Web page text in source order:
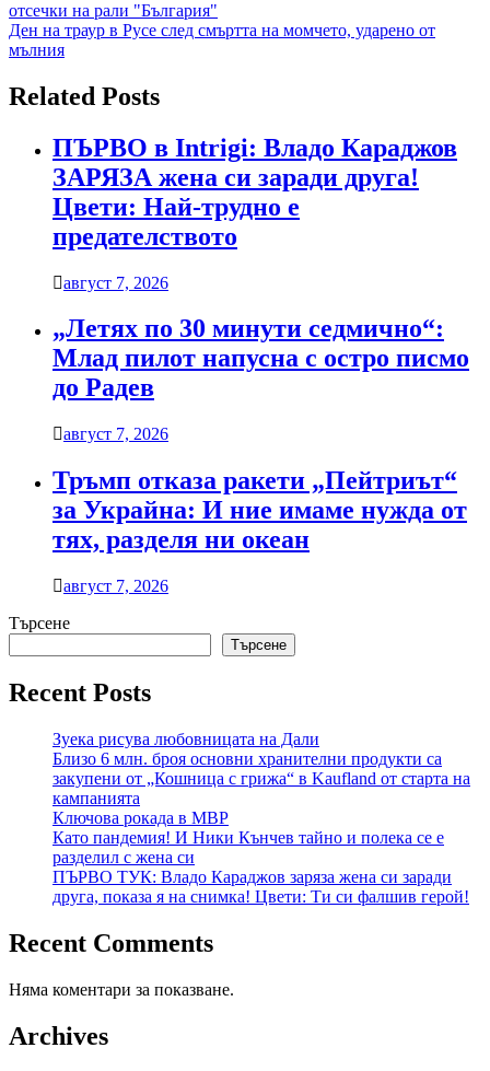
отсечки на рали "България"
Ден на траур в Русе след смъртта на момчето, ударено от
мълния
Related Posts
ПЪРВО в Intrigi: Владо Караджов
ЗАРЯЗА жена си заради друга!
Цвети: Най-трудно е
предателството
август 7, 2026
„Летях по 30 минути седмично“:
Млад пилот напусна с остро писмо
до Радев
август 7, 2026
Тръмп отказа ракети „Пейтриът“
за Украйна: И ние имаме нужда от
тях, разделя ни океан
август 7, 2026
Търсене
Търсене
Recent Posts
Зуека рисува любовницата на Дали
Близо 6 млн. броя основни хранителни продукти са
закупени от „Кошница с грижа“ в Kaufland от старта на
кампанията
Ключова рокада в МВР
Като пандемия! И Ники Кънчев тайно и полека се е
разделил с жена си
ПЪРВО ТУК: Владо Караджов заряза жена си заради
друга, показа я на снимка! Цвети: Ти си фалшив герой!
Recent Comments
Няма коментари за показване.
Archives